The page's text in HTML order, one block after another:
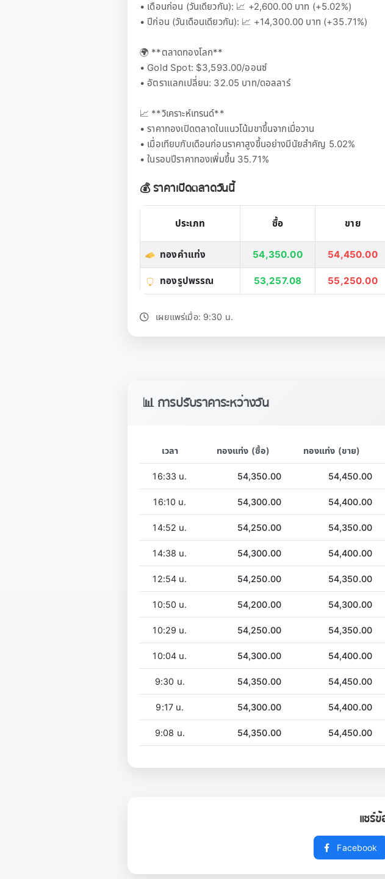
• เดือนก่อน (วันเดียวกัน): 📈 +2,600.00 บาท (+5.02%)
• ปีก่อน (วันเดือนเดียวกัน): 📈 +14,300.00 บาท (+35.71%)
🌍 **ตลาดทองโลก**
• Gold Spot: $3,593.00/ออนซ์
• อัตราแลกเปลี่ยน: 32.05 บาท/ดอลลาร์
📈 **วิเคราะห์เทรนด์**
• ราคาทองเปิดตลาดในแนวโน้มขาขึ้นจากเมื่อวาน
• เมื่อเทียบกับเดือนก่อนราคาสูงขึ้นอย่างมีนัยสำคัญ 5.02%
• ในรอบปีราคาทองเพิ่มขึ้น 35.71%
💰 ราคาเปิดตลาดวันนี้
ประเภท ซื้อ ขาย
ทองคำแท่ง 54,350.00 54,450.00
ทองรูปพรรณ 53,257.08 55,250.00
เผยแพร่เมื่อ: 9:30 น.
📊 การปรับราคาระหว่างวัน
เวลา ทองแท่ง (ซื้อ) ทองแท่ง (ขาย)
16:33 น. 54,350.00 54,450.00
16:10 น. 54,300.00 54,400.00
14:52 น. 54,250.00 54,350.00
14:38 น. 54,300.00 54,400.00
12:54 น. 54,250.00 54,350.00
10:50 น. 54,200.00 54,300.00
10:29 น. 54,250.00 54,350.00
10:04 น. 54,300.00 54,400.00
9:30 น. 54,350.00 54,450.00
9:17 น. 54,300.00 54,400.00
9:08 น. 54,350.00 54,450.00
แชร์
Facebook